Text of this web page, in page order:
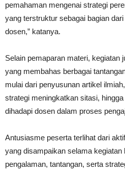
pemahaman mengenai strategi
yang terstruktur sebagai bagian
dosen,” katanya.
Selain pemaparan materi, kegiatan
yang membahas berbagai
mulai dari penyusunan artikel
strategi meningkatkan sitasi,
dihadapi dosen dalam proses
Antusiasme peserta terlihat dari
yang disampaikan selama kegiatan
pengalaman, tantangan, serta